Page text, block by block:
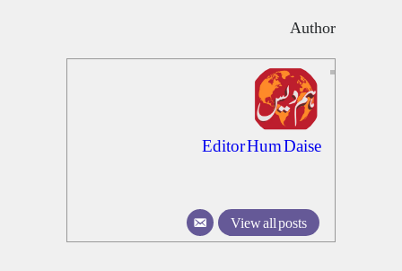
Author
Editor Hum Daise
View all posts